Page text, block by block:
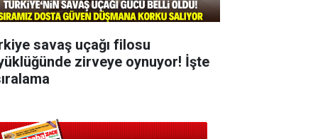
savaş uçağı filosu
zirveye oynuyor! İşte